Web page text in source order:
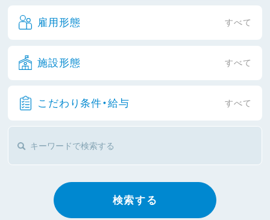
雇用形態 すべて
施設形態 すべて
こだわり条件・給与 すべて
検索する